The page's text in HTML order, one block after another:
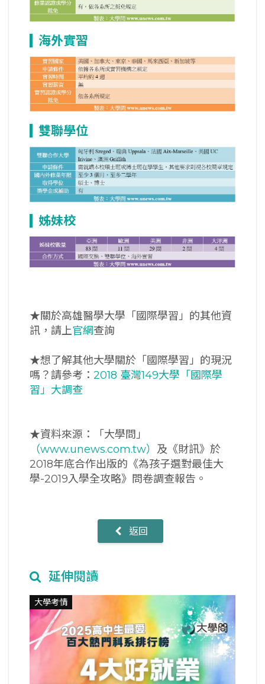
海外實習
雙聯學位
姊妹校
★關於高雄醫學大學「國際學習」的其他資
訊，請上官網查詢
★想了解其他大學關於「國際學習」的現況
嗎？請參考： 2018 臺灣149大學「國際學
習」大調查
★資料來源：「大學問」
（www.unews.com.tw） 及《財訊》於
2018年底合作出版的《為孩子選對最佳大
學-2019入學全攻略》問卷調查報告。
返回
延伸閱讀
大學考情